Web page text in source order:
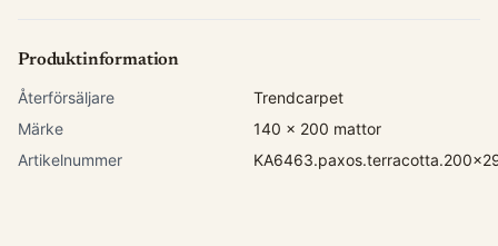
Produktinformation
Återförsäljare
Trendcarpet
Märke
140 x 200 mattor
Artikelnummer